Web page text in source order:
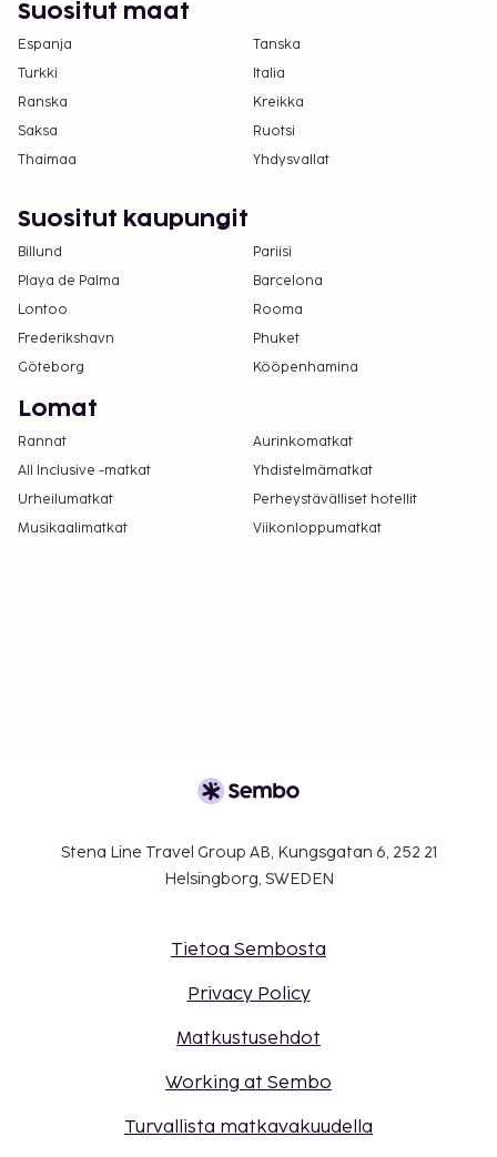
varausvahvistuksessa olevien tietojen avulla.
Kaikki maksut voidaan maksaa käteisettömillä
maksutavoilla.
Suositut maat
Espanja
Tanska
Turkki
Italia
Ranska
Kreikka
Saksa
Ruotsi
Thaimaa
Yhdysvallat
Suositut kaupungit
Billund
Pariisi
Playa de Palma
Barcelona
Lontoo
Rooma
Frederikshavn
Phuket
Göteborg
Kööpenhamina
Lomat
Rannat
Aurinkomatkat
All Inclusive -matkat
Yhdistelmämatkat
Urheilumatkat
Perheystävälliset hotellit
Musikaalimatkat
Viikonloppumatkat
Stena Line Travel Group AB, Kungsgatan 6, 252 21
Helsingborg, SWEDEN
Tietoa Sembosta
Privacy Policy
Matkustusehdot
Working at Sembo
Turvallista matkavakuudella